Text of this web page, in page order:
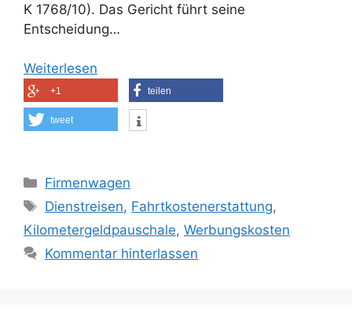
K 1768/10). Das Gericht führt seine
Entscheidung…
Weiterlesen
+1 teilen
tweet
Kategorien
Firmenwagen
Schlagwörter
Dienstreisen, Fahrtkostenerstattung,
Kilometergeldpauschale, Werbungskosten
Kommentar hinterlassen